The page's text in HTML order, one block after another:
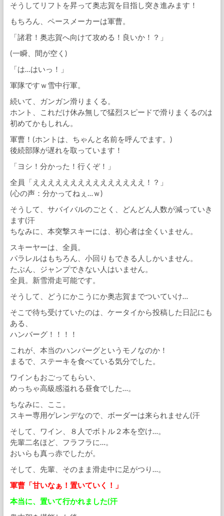
そうしてリフトを昇って奥志賀を目指し突き進みます！
もちろん、ペースメーカーは軍曹。
「諸君！奥志賀へ向けて攻める！良いか！？」
(一瞬、間が空く)
「は…はいっ！」
軍隊ですｗ雪中行軍。
続いて、ガンガン滑りまくる。
ホント、これだけ休み無しで猛烈スピードで滑りまくるのは
初めてかもしれん。
軍曹！(ホントは、ちゃんと名前を呼んでます。)
後続部隊が遅れを取っています！
「ヨシ！分かった！行くぞ！」
全員「えええええええええええええええ！？」
(心の声：分かってねぇ…ｗ)
そうして、サバイバルのごとく、どんどん人数が減っていき
ます(汗
ちなみに、本突撃スキーには、初心者は全くいません。
スキーヤーは、全員。
パラレルはもちろん、小回りもできる人しかいません。
たぶん、ジャンプできない人はいません。
全員。新雪滑走可能です。
そうして、どうにかこうにか奥志賀までついていけ…
そこで待ち受けていたのは、ケータイから投稿した日記にも
ある、
ハンバーグ！！！！
これが、本当のハンバーグというモノなのか！
まるで、ステーキを食べている気分でした。
ワインもおごってもらい、
めっちゃ高級感溢れる昼食でした…。
ちなみに、ここ。
スキー専用ゲレンデなので、ボーダーは来られません(汗
そして、ワイン、８人でボトル２本を空け…。
先輩二名ほど、フラフラに…。
おいらも真っ赤でしたが。
そして、先輩、そのまま滑走中に足がつり…。
軍曹「甘いなぁ！置いていく！」
本当に、置いて行かれました(汗